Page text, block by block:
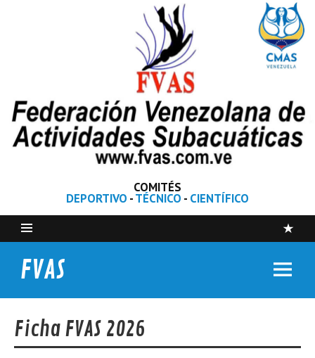
COMITÉS
DEPORTIVO -TÉCNICO - CIENTÍFICO
FVAS
Ficha FVAS 2026